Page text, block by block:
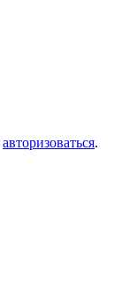
авторизоваться.